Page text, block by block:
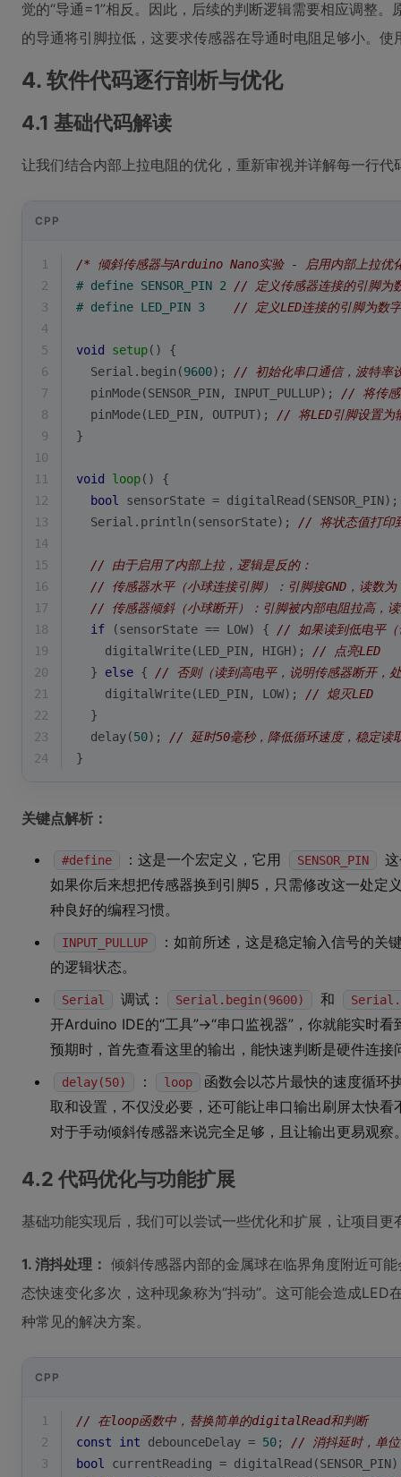
觉的“导通=1”相反。因此，后续的判断逻辑需要相应调整
的导通将引脚拉低，这要求传感器在导通时电阻足够小。
4. 软件代码逐行剖析与优化
4.1 基础代码解读
让我们结合内部上拉电阻的优化，重新审视并详解每一行代
CPP
1
/* 倾斜传感器与Arduino Nano实验 - 启用内部上拉
2
# define SENSOR_PIN 2 // 定义传感器连接的引脚为
3
# define LED_PIN 3 // 定义LED连接的引脚为数
4
5
void setup()
{
6
  Serial.
begin (9600); // 初始化串口通信，波特率
7
pinMode(SENSOR_PIN, INPUT_PULLUP); // 将传感
8
pinMode(LED_PIN, OUTPUT); // 将LED引脚设置为
9
}
10
11
void loop()
{
12
bool sensorState = digitalRead
13
  Serial.
println (sensorState); // 将状态值打印
14
15
// 由于启用了内部上拉，逻辑是反的：
16
// 传感器水平（小球连接引脚）：引脚接GND，读数
17
// 传感器倾斜（小球断开）：引脚被内部电阻拉高，
18
if (sensorState == LOW) { // 如果读到低电平（
19
digitalWrite(LED_PIN, HIGH); // 点亮LED
20
  }
else { // 否则（读到高电平，说明传感器断开，
21
digitalWrite(LED_PIN, LOW); // 熄灭LED
22
  }
23
delay(50); // 延时50毫秒，降低循环速度，稳定读
24
}
关键点解析：
#define ：这是一个宏定义，它用 SENSOR_PIN
如果你后来想把传感器换到引脚5，只需修改这一处定
种良好的编程习惯。
INPUT_PULLUP
：如前所述，这是稳定输入信号的关
的逻辑状态。
Serial 调试： Serial.begin(9600) 和
开Arduino IDE的“工具”->“串口监视器”，你就能实时
预期时，首先查看这里的输出，能快速判断是硬件连接
delay(50) ： loop
函数会以芯片最快的速度循环
取和设置，不仅没必要，还可能让串口输出刷屏太快
对于手动倾斜传感器来说完全足够，且让输出更易观察
4.2 代码优化与功能扩展
基础功能实现后，我们可以尝试一些优化和扩展，让项目
1. 消抖处理： 倾斜传感器内部的金属球在临界角度附近可
态快速变化多次，这种现象称为“抖动”。这可能会造成
种常见的解决方案。
CPP
1
// 在loop函数中，替换简单的digitalRead和判断
2
const int debounceDelay = 50; // 消抖延时，单位
3
bool currentReading = digitalRead